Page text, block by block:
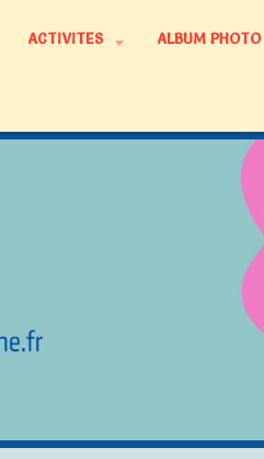
ACTIVITES ALBUM PHOTO